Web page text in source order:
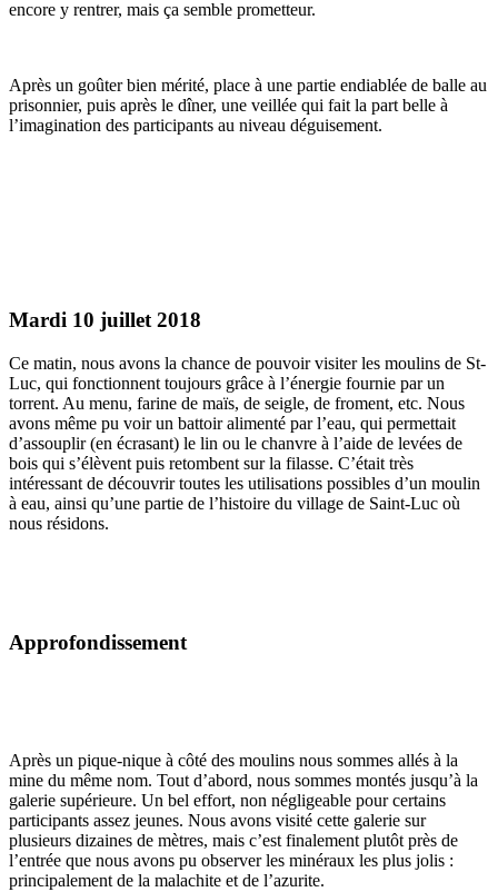
encore y rentrer, mais ça semble prometteur.
Après un goûter bien mérité, place à une partie endiablée de balle au
prisonnier, puis après le dîner, une veillée qui fait la part belle à
l’imagination des participants au niveau déguisement.
Mardi 10 juillet 2018
Ce matin, nous avons la chance de pouvoir visiter les moulins de St-
Luc, qui fonctionnent toujours grâce à l’énergie fournie par un
torrent. Au menu, farine de maïs, de seigle, de froment, etc. Nous
avons même pu voir un battoir alimenté par l’eau, qui permettait
d’assouplir (en écrasant) le lin ou le chanvre à l’aide de levées de
bois qui s’élèvent puis retombent sur la filasse. C’était très
intéressant de découvrir toutes les utilisations possibles d’un moulin
à eau, ainsi qu’une partie de l’histoire du village de Saint-Luc où
nous résidons.
Approfondissement
Après un pique-nique à côté des moulins nous sommes allés à la
mine du même nom. Tout d’abord, nous sommes montés jusqu’à la
galerie supérieure. Un bel effort, non négligeable pour certains
participants assez jeunes. Nous avons visité cette galerie sur
plusieurs dizaines de mètres, mais c’est finalement plutôt près de
l’entrée que nous avons pu observer les minéraux les plus jolis :
principalement de la malachite et de l’azurite.